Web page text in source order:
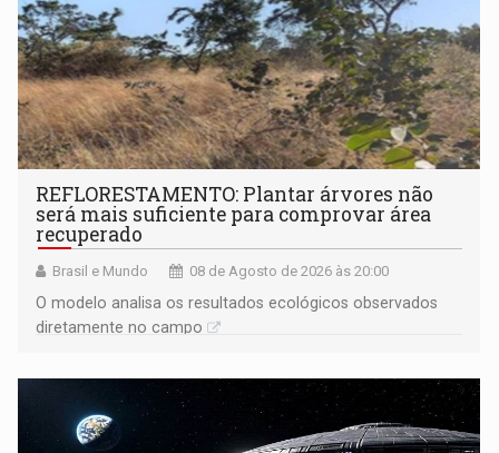
REFLORESTAMENTO: Plantar árvores não
será mais suficiente para comprovar área
recuperado
Brasil e Mundo 08 de Agosto de 2026 às 20:00
O modelo analisa os resultados ecológicos observados
diretamente no campo